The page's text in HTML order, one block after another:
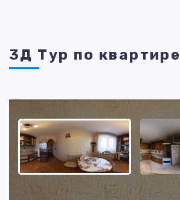
3Д Тур по квартире